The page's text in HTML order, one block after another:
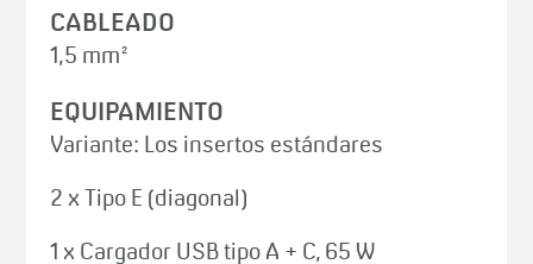
CABLEADO
1,5 mm²
EQUIPAMIENTO
Variante: Los insertos estándares
2 x Tipo E (diagonal)
1 x Cargador USB tipo A + C, 65 W